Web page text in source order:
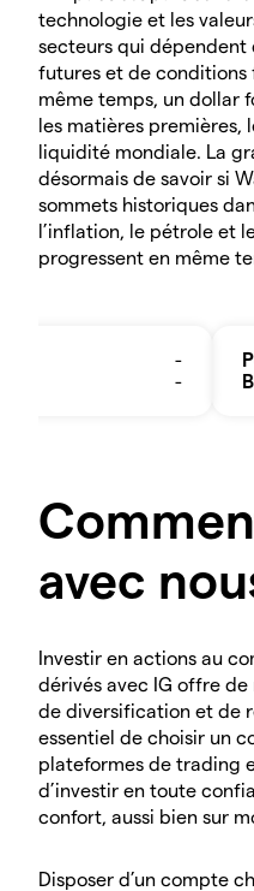
technologie et les
secteurs qui
futures et de conditions
même temps, un dollar
les matières premières,
liquidité mondiale. La
désormais de savoir si
sommets historiques
l’inflation, le pétrole et
progressent en même
avec
Investir en actions au
dérivés avec IG offre
de diversification et de
essentiel de choisir un
plateformes de trading
d’investir en toute
confort, aussi bien sur
Disposer d’un compte